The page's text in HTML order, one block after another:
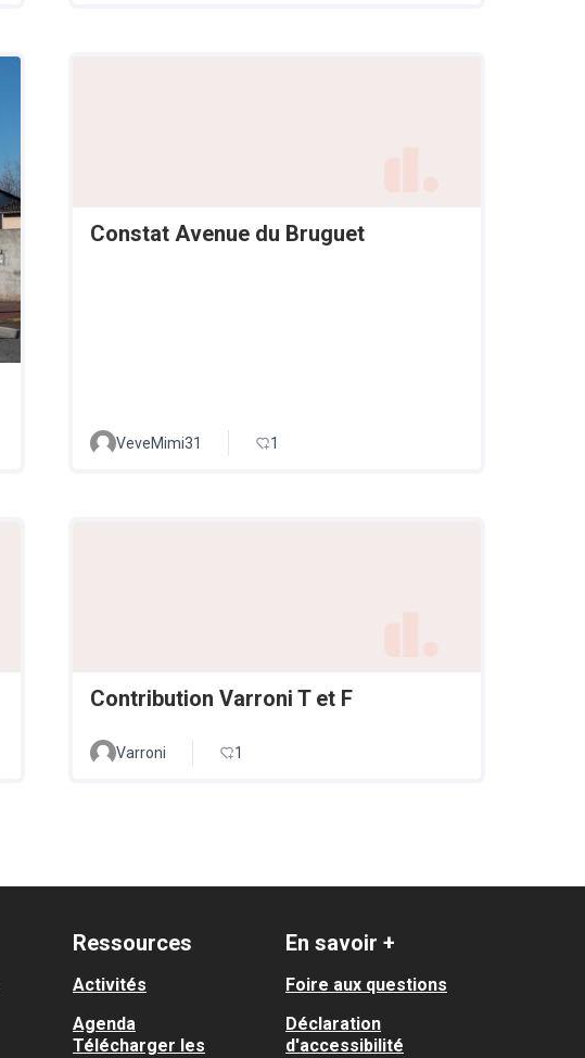
Constat Avenue du Bruguet
VeveMimi31 1
Contribution Varroni T et F
Varroni 1
Ressources
Activités
Agenda
Télécharger les
En savoir +
Foire aux questions
Déclaration
d'accessibilité